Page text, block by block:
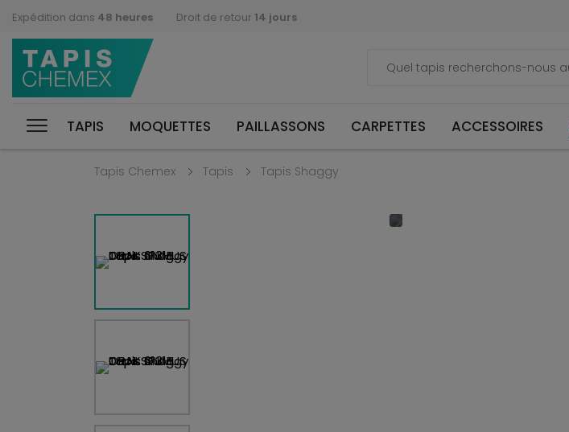
Expédition dans 48 heures Droit de retour 14 jours
TAPIS MOQUETTES PAILLASSONS CARPETTES ACCESSOIRES
Tapis Chemex Tapis Tapis Shaggy